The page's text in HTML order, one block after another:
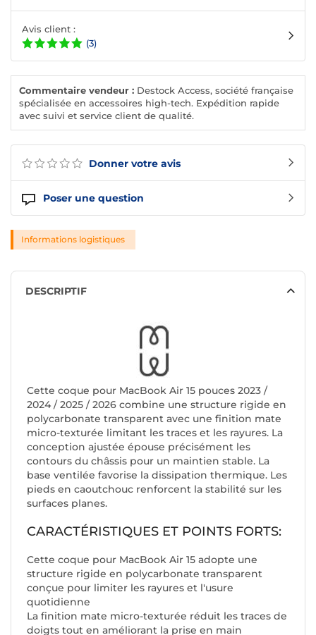
Donner votre avis
Poser une question
Avis client :
(3)
Commentaire vendeur : Destock Access, société française
spécialisée en accessoires high-tech. Expédition rapide
avec suivi et service client de qualité.
Informations logistiques
DESCRIPTIF
Cette coque pour MacBook Air 15 pouces 2023 /
2024 / 2025 / 2026 combine une structure rigide en
polycarbonate transparent avec une finition mate
micro-texturée limitant les traces et les rayures. La
conception ajustée épouse précisément les
contours du châssis pour un maintien stable. La
base ventilée favorise la dissipation thermique. Les
pieds en caoutchouc renforcent la stabilité sur les
surfaces planes.
CARACTÉRISTIQUES ET POINTS FORTS:
Cette coque pour MacBook Air 15 adopte une
structure rigide en polycarbonate transparent
conçue pour limiter les rayures et l'usure
quotidienne
La finition mate micro-texturée réduit les traces de
doigts tout en améliorant la prise en main